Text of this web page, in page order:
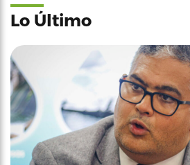
Lo Último